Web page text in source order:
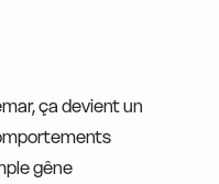
ça devient un
gêne